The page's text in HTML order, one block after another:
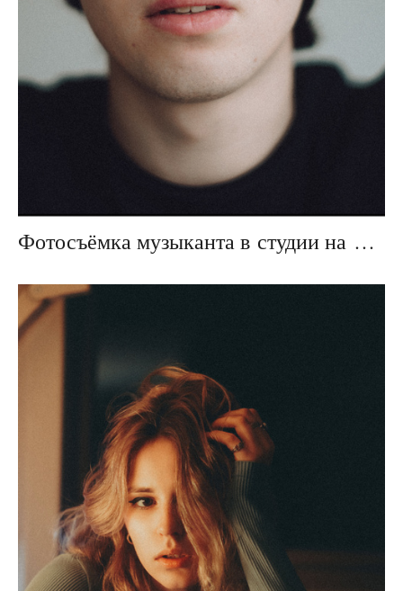
Фотосъёмка музыканта в студии на циклораме